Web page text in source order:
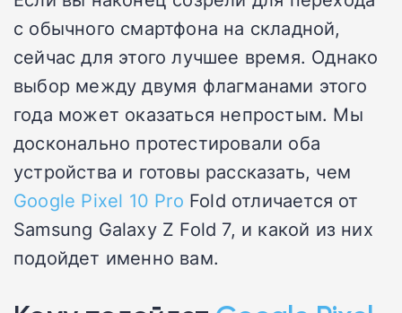
с обычного смартфона на складной,
сейчас для этого лучшее время. Однако
выбор между двумя флагманами этого
года может оказаться непростым. Мы
досконально протестировали оба
устройства и готовы рассказать, чем
Google Pixel 10 Pro Fold отличается от
Samsung Galaxy Z Fold 7, и какой из них
подойдет именно вам.